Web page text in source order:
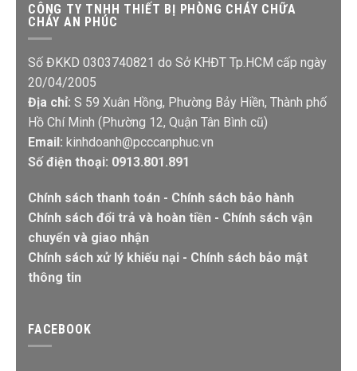
CÔNG TY TNHH THIẾT BỊ PHÒNG CHÁY CHỮA
CHÁY AN PHÚC
Số ĐKKD 0303740821 do Sở KHĐT Tp.HCM cấp ngày
20/04/2005
Địa chỉ: S 59 Xuân Hồng, Phường Bảy Hiền, Thành phố
Hồ Chí Minh (Phường 12, Quận Tân Bình cũ)
Email: kinhdoanh@pcccanphuc.vn
Số điện thoại: 0913.801.891
Chính sách thanh toán - Chính sách bảo hành
Chính sách đổi trả và hoàn tiền - Chính sách vận
chuyển và giao nhận
Chính sách xử lý khiếu nại - Chính sách bảo mật
thông tin
FACEBOOK